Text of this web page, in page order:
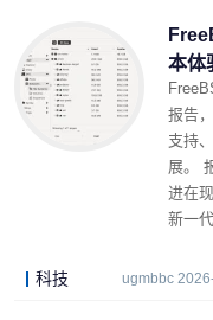
本体
报告
支持
展。
进在
新一
科技 ugmbbc